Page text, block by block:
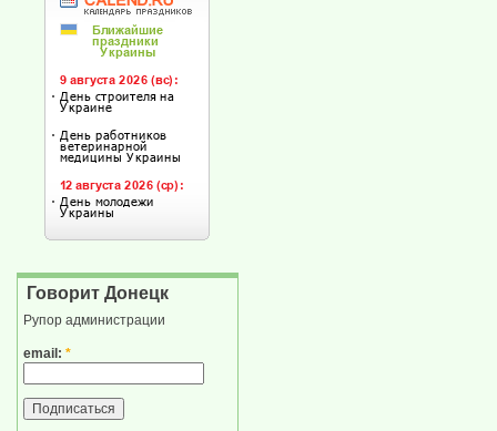
Говорит Донецк
Рупор администрации
email: *